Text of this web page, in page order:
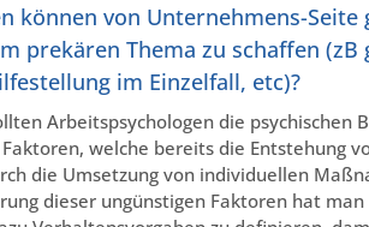
können von Unternehmens-
prekären Thema zu schaffen
im Einzelfall, etc)?
Arbeitspsychologen die psychischen
welche bereits die Entstehung
die Umsetzung von individuellen
dieser ungünstigen Faktoren hat